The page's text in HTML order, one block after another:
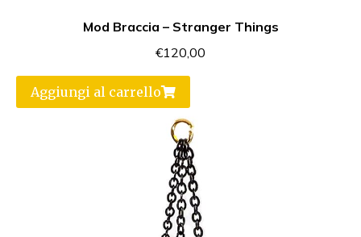
Mod Braccia – Stranger Things
€120,00
Aggiungi al carrello